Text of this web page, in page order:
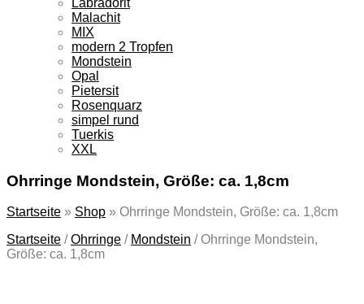
Malachit
MIX
modern 2 Tropfen
Mondstein
Opal
Pietersit
Rosenquarz
simpel rund
Tuerkis
XXL
Ohrringe Mondstein, Größe: ca. 1,8cm
Startseite » Shop » Ohrringe Mondstein, Größe: ca. 1,8cm
Startseite /Ohrringe / Mondstein /Ohrringe Mondstein,
Größe: ca. 1,8cm